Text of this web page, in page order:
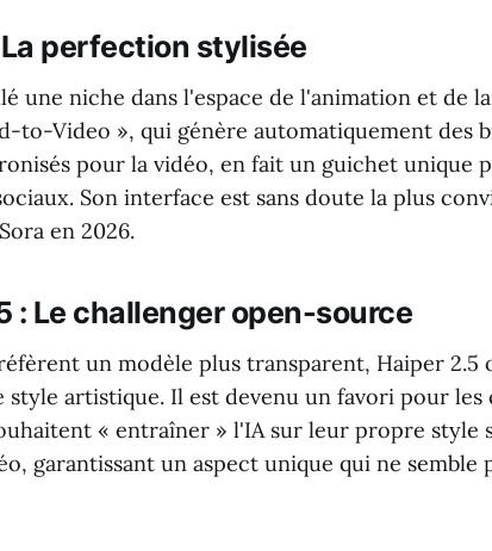
La perfection stylisée
une niche dans l'espace de l'animation et de
to-Video », qui génère automatiquement des
pour la vidéo, en fait un guichet unique
Son interface est sans doute la plus
en 2026.
: Le challenger open-source
un modèle plus transparent, Haiper
style artistique. Il est devenu un favori pour les
« entraîner » l'IA sur leur propre style
garantissant un aspect unique qui ne semble